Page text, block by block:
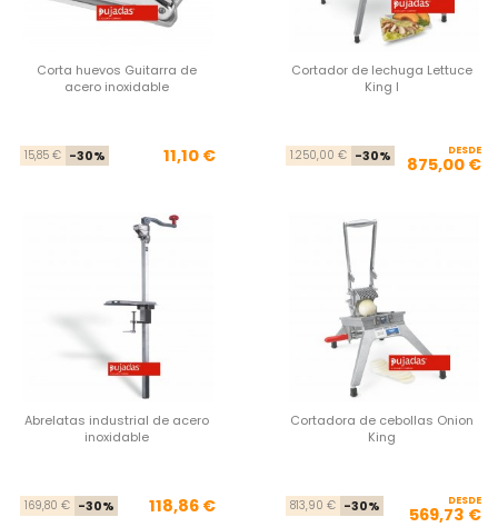
Corta huevos Guitarra de
acero inoxidable
Precio base
15,85 € -30% Precio
11,10 €
Cortador de lechuga Lettuce
King I
1.250,00 € -30% DESDE
875,00 €
Abrelatas industrial de acero
inoxidable
Precio base
169,80 € -30% Precio
118,86 €
Cortadora de cebollas Onion
King
813,90 € -30% DESDE
569,73 €